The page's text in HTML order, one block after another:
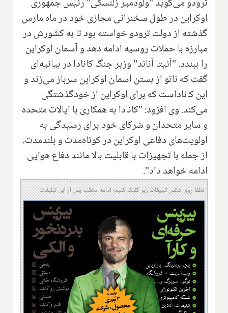
ترودو می‌گوید "ولودمیر زلنسکی" رئیس جمهوری
اوکراین در طول سخنرانی مجازی خود در ماه مارس
گذشته از دولت ترودو خواسته بود تا به کشورش در
مبارزه با حملات روسیه ادامه دهد و آسمان اوکراین
را ببندد. "آنیتا آناند" وزیر جنگ کانادا در بیانیه‌ای
گفت که ناتو از بستن آسمان اوکراین سرباز می‌زند و
این کاناداست که برای اوکراین از خودگذشتگی
می‌کند. وی افزود: "کانادا به همکاری با ایالات متحده
و سایر متحدان و شرکای خود برای رسیدگی به
اولویت‌های دفاعی اوکراین در کوتاه‌مدت و بلندمدت،
از جمله با تجهیزات با قابلیت بالا مانند دفاع هوایی
ادامه خواهد داد".
لطفا روی عکس تبلیغات زیر کلیک کنید؛ ادامه مطلب پس از این تبلیغات